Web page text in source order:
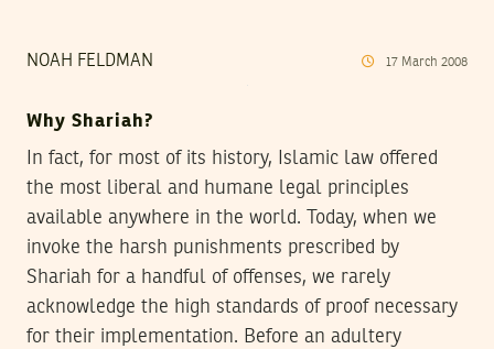
NOAH FELDMAN 17 March 2008
Why Shariah?
In fact, for most of its history, Islamic law offered
the most liberal and humane legal principles
available anywhere in the world. Today, when we
invoke the harsh punishments prescribed by
Shariah for a handful of offenses, we rarely
acknowledge the high standards of proof necessary
for their implementation. Before an adultery